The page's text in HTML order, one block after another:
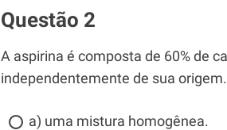
Questão 2
A aspirina é composta de 60% de
independentemente de sua
a) uma mistura homogênea.